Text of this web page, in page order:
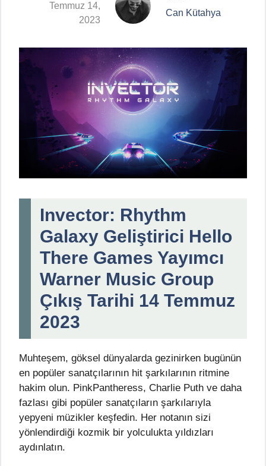
Temmuz 14,
2023
Can Kütahya
Invector: Rhythm
Galaxy Geliştirici Hello
There Games Yayımcı
Warner Music Group
Çıkış Tarihi 14 Temmuz
2023
Muhteşem, göksel dünyalarda gezinirken bugünün
en popüler sanatçılarının hit şarkılarının ritmine
hakim olun. PinkPantheress, Charlie Puth ve daha
fazlası gibi popüler sanatçıların şarkılarıyla
yepyeni müzikler keşfedin. Her notanın sizi
yönlendirdiği kozmik bir yolculukta yıldızları
aydınlatın.